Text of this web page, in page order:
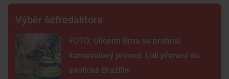
Výběr šéfredaktora
FOTO: Ulicemi Brna se prohnal
karnevalový průvod. Lidi přenesl do
exotické Brazílie